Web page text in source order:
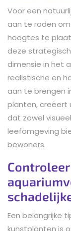
Voor een
aan te raden
hoogtes te
deze
dimensie in het
realistische en
aan te brengen
planten, creëert
dat zowel
leefomgeving
bewoners.
Een belangrijke
kunstplanten is